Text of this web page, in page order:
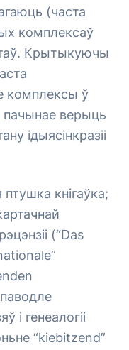
(часта
комплексаў
Крытыкуючы
комплексы ў
пачынае верыць
ідыясінкразіі
кнігаўка;
(“Das
і генеалогіі
“kiebitzend”